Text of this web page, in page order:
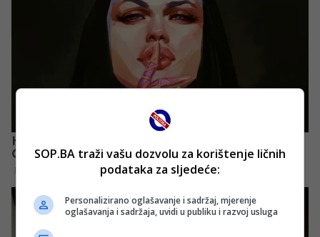
SOP.BA traži vašu dozvolu za korištenje ličnih
podataka za sljedeće:
Personalizirano oglašavanje i sadržaj, mjerenje
oglašavanja i sadržaja, uvidi u publiku i razvoj usluga